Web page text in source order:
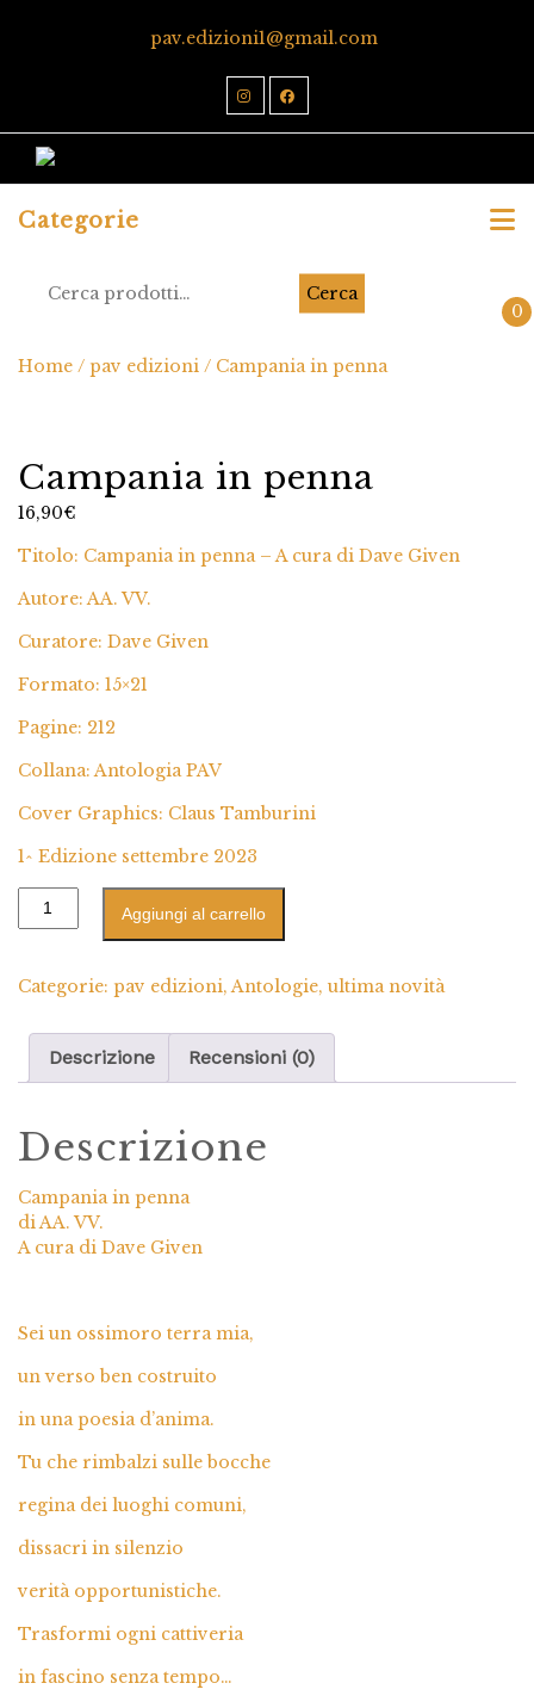
pav.edizioni1@gmail.com
Categorie
Cerca
0
Home / pav edizioni / Campania in penna
Campania in penna
16,90€
Titolo: Campania in penna – A cura di Dave Given
Autore: AA. VV.
Curatore: Dave Given
Formato: 15×21
Pagine: 212
Collana: Antologia PAV
Cover Graphics: Claus Tamburini
1^ Edizione settembre 2023
Aggiungi al carrello
Categorie: pav edizioni,Antologie, ultima novità
Descrizione Recensioni (0)
Descrizione
Campania in penna
di AA. VV.
A cura di Dave Given
Sei un ossimoro terra mia,
un verso ben costruito
in una poesia d’anima.
Tu che rimbalzi sulle bocche
regina dei luoghi comuni,
dissacri in silenzio
verità opportunistiche.
Trasformi ogni cattiveria
in fascino senza tempo…